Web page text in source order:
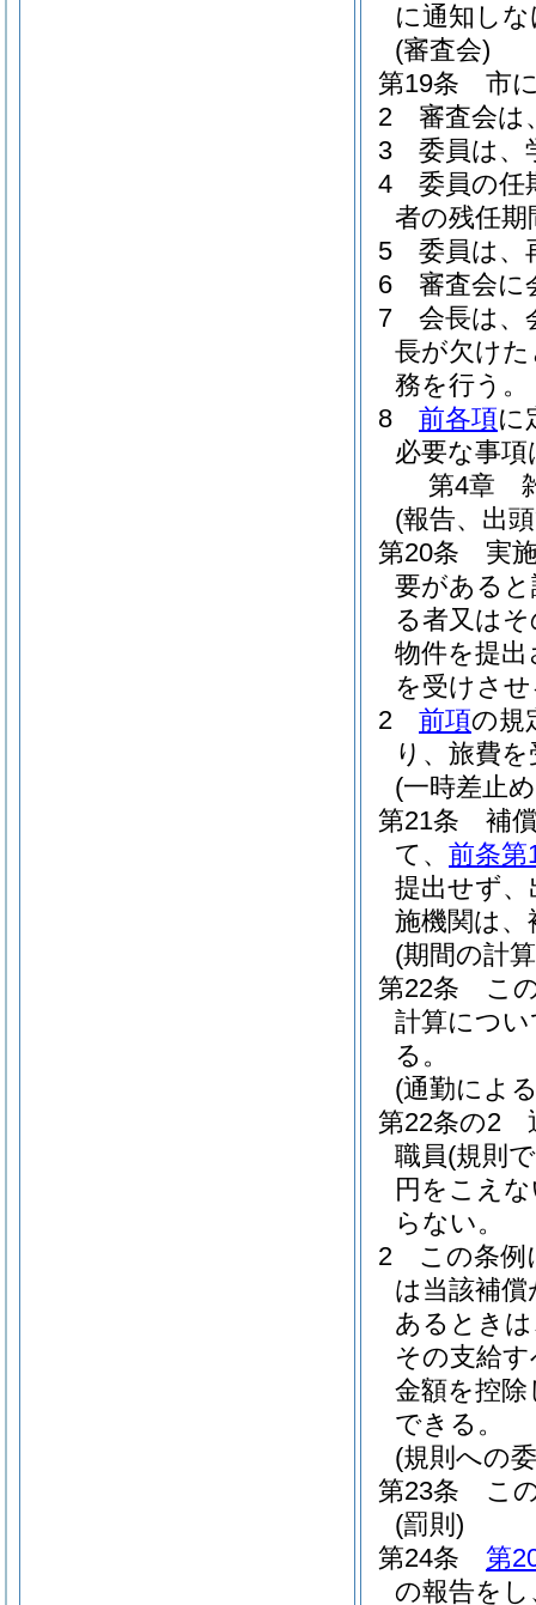
に通知し
(審査会)
第19条
市
2
審査会は
3
委員は、
4
委員の任
者の残任
5
委員は、
6
審査会に
7
会長は、
長が欠け
務を行う。
8
前各項に
必要な事
第4章
(報告、出
第20条
実
要がある
る者又は
物件を提
を受けさ
2
前項の規
り、旅費
(一時差止
第21条
補
て、 前条第
提出せず
施機関は
(期間の計
第22条
こ
計算につ
る。
(通勤によ
第22条の2
職員(規則
円をこえ
らない。
2
この条例
は当該補
あるとき
その支給
金額を控
できる。
(規則への
第23条
こ
(罰則)
第24条
第
の報告を